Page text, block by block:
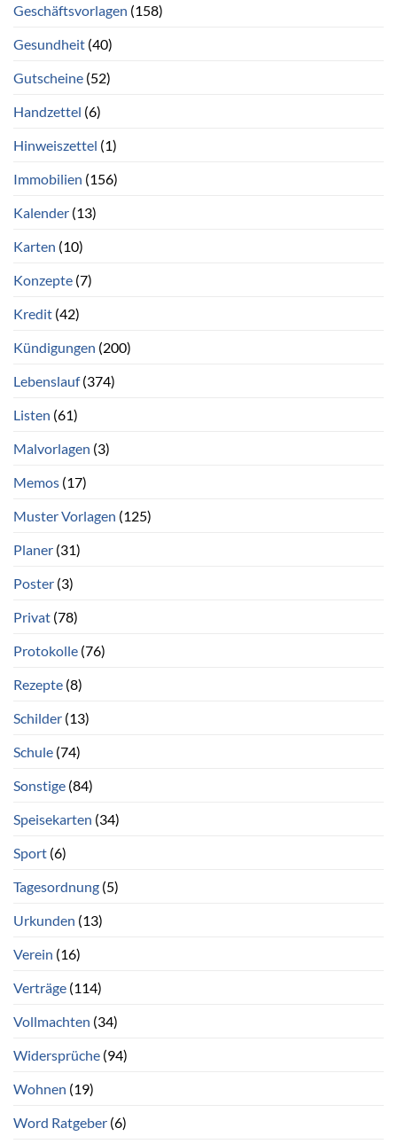
Geschäftsvorlagen (158)
Gesundheit (40)
Gutscheine (52)
Handzettel (6)
Hinweiszettel (1)
Immobilien (156)
Kalender (13)
Karten (10)
Konzepte (7)
Kredit (42)
Kündigungen (200)
Lebenslauf(374)
Listen (61)
Malvorlagen (3)
Memos (17)
Muster Vorlagen (125)
Planer (31)
Poster (3)
Privat (78)
Protokolle (76)
Rezepte (8)
Schilder (13)
Schule (74)
Sonstige (84)
Speisekarten (34)
Sport (6)
Tagesordnung (5)
Urkunden (13)
Verein (16)
Verträge (114)
Vollmachten (34)
Widersprüche (94)
Wohnen (19)
Word Ratgeber (6)